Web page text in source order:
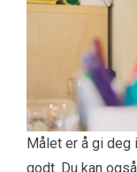
Målet er å gi deg
godt. Du kan